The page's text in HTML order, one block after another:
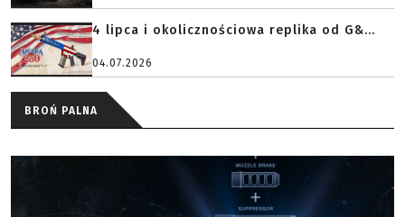
4 lipca i okolicznościowa replika od G&...
04.07.2026
BROŃ PALNA